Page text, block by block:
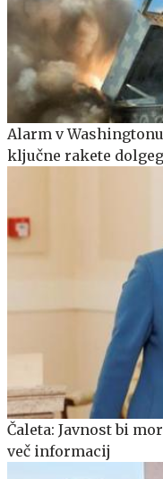
Alarm v
ključne rakete
Čaleta: Javnost bi
več informacij